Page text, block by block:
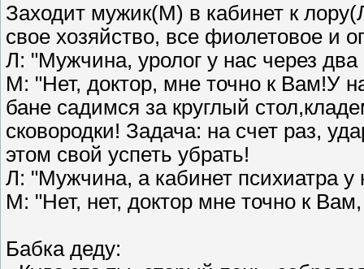
Заходит мужик(М) в кабинет к
свое хозяйство, все фиолетовое и
Л: "Мужчина, уролог у нас через два
М: "Нет, доктор, мне точно к Вам!У
бане садимся за круглый
сковородки! Задача: на счет раз,
этом свой успеть убрать!
Л: "Мужчина, а кабинет психиатра у
М: "Нет, нет, доктор мне точно к
Бабка деду: